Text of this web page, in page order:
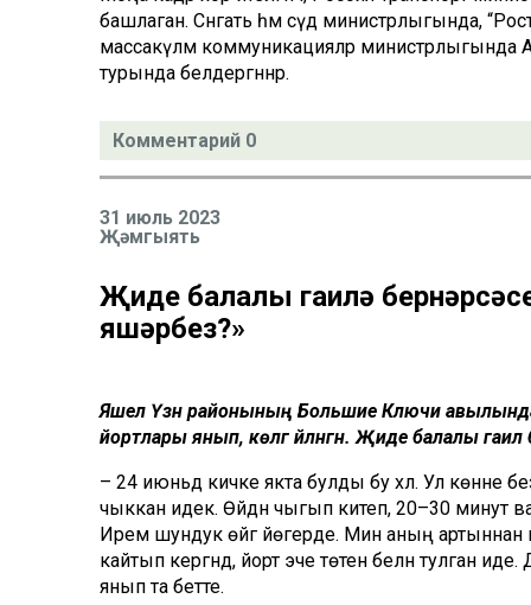
башлаган. Сәнәгать һәм сәүдә министрлыгында,
массакүләм коммуникацияләр министрлыгында
турында белдергәннәр.
Комментарий 0
31 июль 2023
Җәмгыять
Җиде балалы гаилә
яшәрбез?»
Яшел Үзән районының Большие Ключи авылында
йортлары янып, көлгә әйләнгән. Җиде балалы
– 24 июньдә кичке якта булды бу хәл. Ул
чыккан идек. Өйдән чыгып китеп, 20–30 минут
Ирем шундук өйгә йөгерде. Мин аның артыннан
кайтып кергәндә, йорт эче төтен белән тулган
янып та бетте.